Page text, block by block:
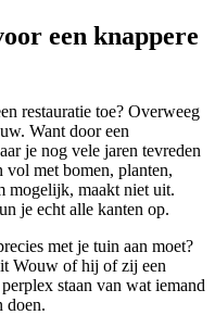
een knappere
restauratie toe? Overweeg
Want door een
je nog vele jaren tevreden
vol met bomen, planten,
mogelijk, maakt niet uit.
je echt alle kanten op.
met je tuin aan moet?
Wouw of hij of zij een
staan van wat iemand
doen.